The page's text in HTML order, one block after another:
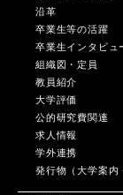
沿革
卒業生等の活躍
卒業生インタビュ
組織図・定員
教員紹介
大学評価
公的研究費関連
求人情報
学外連携
発行物（大学案内